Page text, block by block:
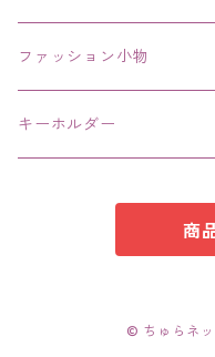
エコバッグ コンビニ
ファッション小物
キーホルダー
商
© ちゅらネッ